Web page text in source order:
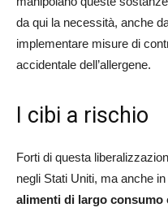
da qui la necessità, anche
implementare misure di
accidentale dell’allergene.
I cibi a rischio
Forti di questa
negli Stati Uniti, ma anche
alimenti di largo consumo